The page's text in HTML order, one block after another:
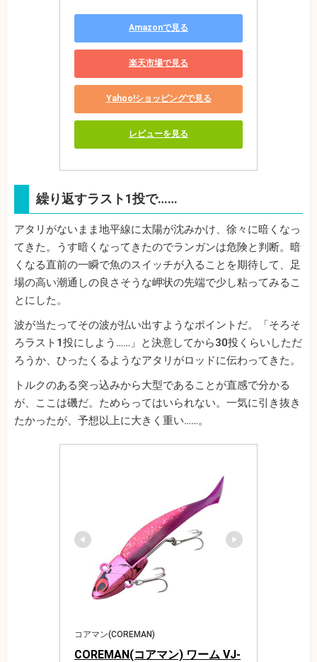
Amazonで見る
楽天市場で見る
Yahoo!ショッピングで見る
レビューを見る
繰り返すラスト1投で……
アタリがないまま地平線に太陽が沈みかけ、徐々に暗くなっ
てきた。うす暗くなってきたのでランガンは危険と判断。暗
くなる直前の一瞬で魚のスイッチが入ることを期待して、足
場の高い潮通しの良さそうな岬状の先端で少し粘ってみるこ
とにした。
波が当たってその波が払い出すようなポイントだ。「そろそ
ろラスト1投にしよう……」と決意してから30投くらいしただ
ろうか、ひったくるようなアタリがロッドに伝わってきた。
トルクのある突っ込みから大型であることが直感で分かる
が、ここは磯だ。ためらってはいられない。一気に引き抜き
たかったが、予想以上に大きく重い……。
コアマン(COREMAN)
COREMAN(コアマン) ワーム VJ-